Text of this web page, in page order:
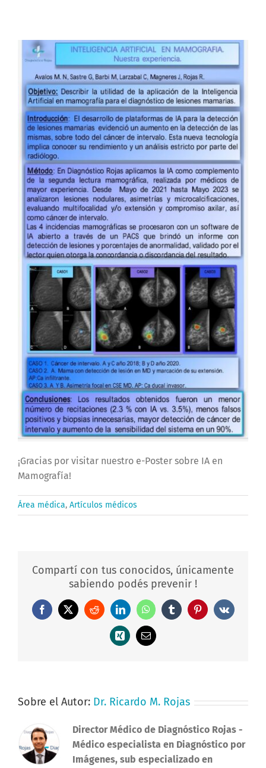
¡Gracias por visitar nuestro e-Poster sobre IA en
Mamografía!
Área médica, Artículos médicos
Compartí con tus conocidos, únicamente
sabiendo podés prevenir !
Facebook
X RedditLinkedInWhatsAppTumblrPinterestVk
Xing
Correo
electrónico
Sobre el Autor: Dr. Ricardo M. Rojas
Director Médico de Diagnóstico Rojas -
Médico especialista en Diagnóstico por
Imágenes, sub especializado en